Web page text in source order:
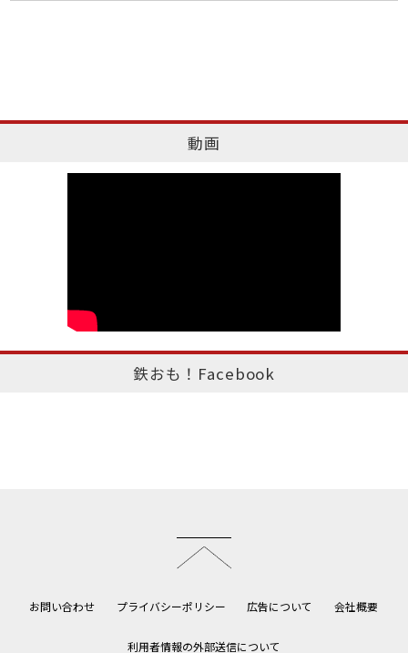
動画
鉄おも！Facebook
お問い合わせ プライバシーポリシー 広告について 会社概要
利用者情報の外部送信について